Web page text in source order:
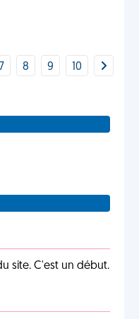
7 8 9 10
site. C'est un début.